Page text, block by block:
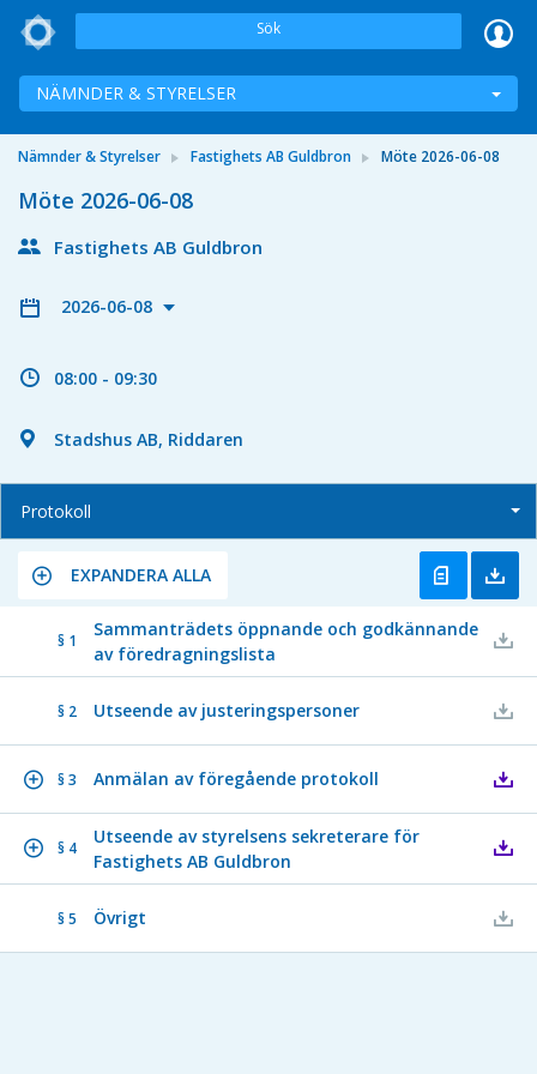
Sök
NÄMNDER & STYRELSER
Nämnder & Styrelser Fastighets AB Guldbron Möte 2026-06-08
Möte 2026-06-08
Fastighets AB Guldbron
2026-06-08
08:00 - 09:30
Stadshus AB, Riddaren
Protokoll
EXPANDERA ALLA
§ 1
Sammanträdets öppnande och godkännande
av föredragningslista
§ 2 Utseende av justeringspersoner
§ 3 Anmälan av föregående protokoll
§ 4
Utseende av styrelsens sekreterare för
Fastighets AB Guldbron
§ 5 Övrigt